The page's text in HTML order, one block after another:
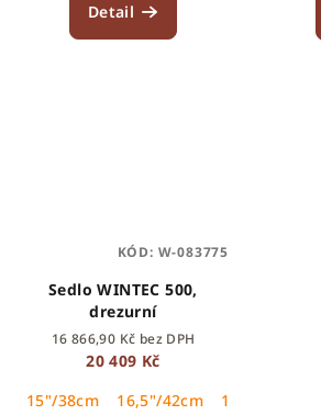
Detail
Sedlo WINTEC 500,
drezurní
16 866,90 Kč bez DPH
20 409 Kč
15"/38cm
16,5"/42cm 17,5"/44cm
KÓD: W-083775